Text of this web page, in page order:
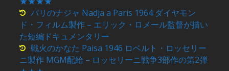
パリのナジャ Nadja a Paris 1964 ダイヤモン
ド・フィルム製作 – エリック・ロメール監督が描い
た短編ドキュメンタリー
戦火のかなた Paisa 1946 ロベルト・ロッセリー
ニ製作 MGM配給 – ロッセリーニ戦争3部作の第2弾